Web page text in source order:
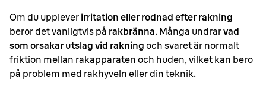
Om du upplever irritation eller rodnad efter rakning
beror det vanligtvis på rakbränna. Många undrarvad
som orsakar utslag vid rakning och svaret är normalt
friktion mellan rakapparaten och huden, vilket kan bero
på problem med rakhyveln eller din teknik.